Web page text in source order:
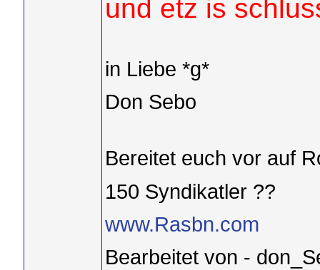
und etz is
in Liebe *g*
Don Sebo
Bereitet euch vor auf
150 Syndikatler ??
www.Rasbn.com
Bearbeitet von -